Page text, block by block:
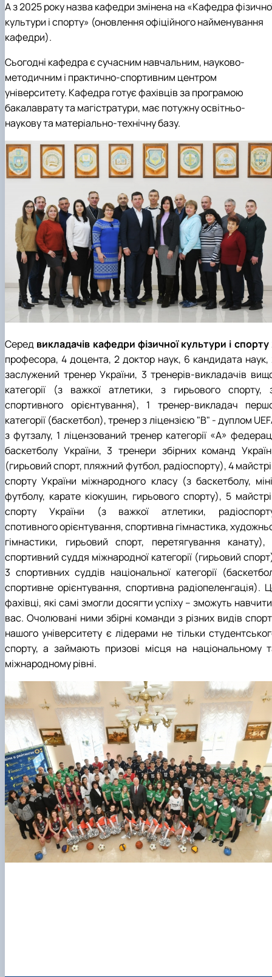
А з 2025 року назва кафедри змінена на «Кафедра
культури і спорту» (оновлення офіційного найменування
кафедри).
Сьогодні кафедра є сучасним навчальним, науково-
методичним і практично-спортивним центром
університету. Кафедра готує фахівців за програмою
бакалаврату та магістратури, має потужну освітньо-
наукову та матеріально-технічну базу.
Серед викладачів кафедри фізичної культури і спорту
професора, 4 доцента, 2 доктор наук, 6 кандидата наук,
заслужений тренер України, 3 тренерів-викладачів
категорії (з важкої атлетики, з гирьового спорту,
спортивного орієнтування), 1 тренер-викладач
категорії (баскетбол), тренер з ліцензією "В" - дуплом
з футзалу, 1 ліцензований тренер категорії «А»
баскетболу України, 3 тренери збірних команд
(гирьовий спорт, пляжний футбол, радіоспорту), 4
спорту України міжнародного класу (з баскетболу,
футболу, карате кіокушин, гирьового спорту), 5
спорту України (з важкої атлетики,
спотивного орієнтування, спортивна гімнастика,
гімнастики, гирьовий спорт, перетягування канату),
спортивний суддя міжнародної категорії (гирьовий
3 спортивних суддів національної категорії
спортивне орієнтування, спортивна радіопеленгація).
фахівці, які самі змогли досягти успіху – зможуть навчити
вас. Очолювані ними збірні команди з різних видів
нашого університету є лідерами не тільки
спорту, а займають призові місця на національному
міжнародному рівні.